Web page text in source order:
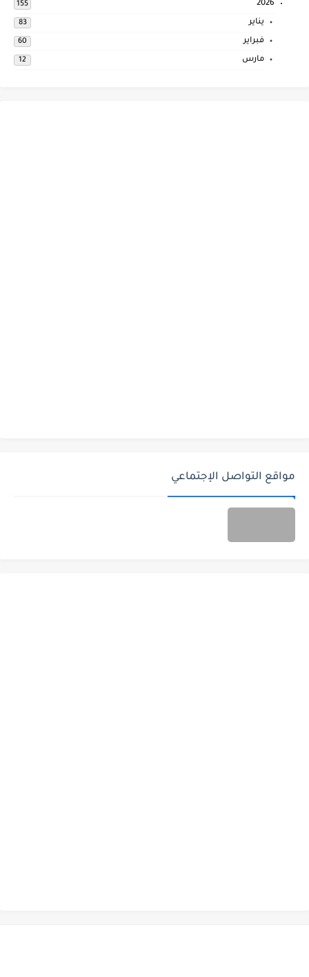
2026
155
يناير 83
فبراير 60
مارس 12
مواقع التواصل الإجتماعي